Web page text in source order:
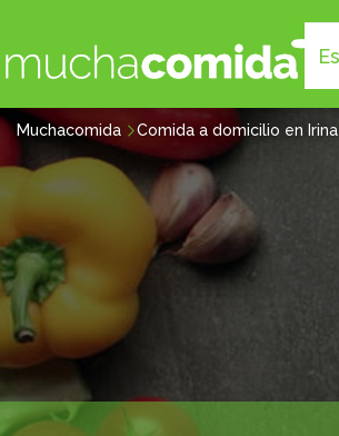
Muchacomida Comida a domicilio en Irina